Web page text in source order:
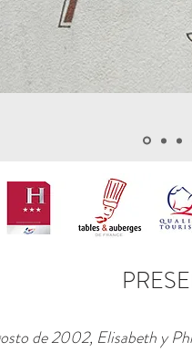
de 2002, Elisabeth y